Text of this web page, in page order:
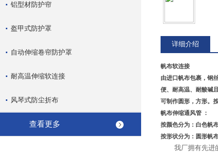
铝型材防护帘
盔甲式防护罩
自动伸缩卷帘防护罩
耐高温伸缩软连接
风琴式防尘折布
查看更多
详细介绍
帆布软连接
由进口帆布包裹，钢
便、耐高温、耐酸碱
可制作圆形，方形。
帆布伸缩通风管 ：
按颜色分为：白色帆
按形状分为：圆形帆
我厂拥有先进的